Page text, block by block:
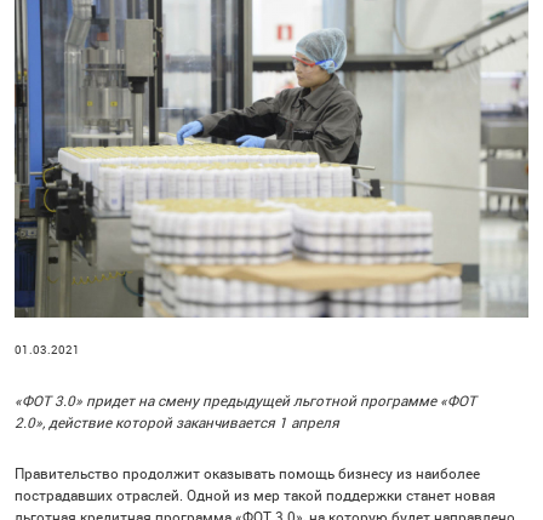
01.03.2021
«ФОТ 3.0» придет на смену предыдущей льготной программе «ФОТ
2.0», действие которой заканчивается 1 апреля
Правительство продолжит оказывать помощь бизнесу из наиболее
пострадавших отраслей. Одной из мер такой поддержки станет новая